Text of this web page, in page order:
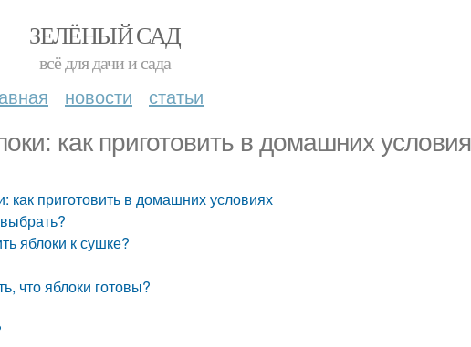
ЗЕЛЁНЫЙ САД
всё для дачи и сада
новости статьи
как приготовить в домашних
как приготовить в домашних условиях
яблоки к сушке?
что яблоки готовы?